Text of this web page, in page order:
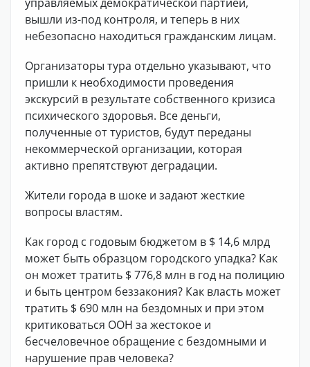
вышли из-под контроля, и теперь в них
небезопасно находиться гражданским лицам.
Организаторы тура отдельно указывают, что
пришли к необходимости проведения
экскурсий в результате собственного кризиса
психического здоровья. Все деньги,
полученные от туристов, будут переданы
некоммерческой организации, которая
активно препятствуют деградации.
Жители города в шоке и задают жесткие
вопросы властям.
Как город с годовым бюджетом в $ 14,6 млрд
может быть образцом городского упадка? Как
он может тратить $ 776,8 млн в год на полицию
и быть центром беззакония? Как власть может
тратить $ 690 млн на бездомных и при этом
критиковаться ООН за жестокое и
бесчеловечное обращение с бездомными и
нарушение прав человека?